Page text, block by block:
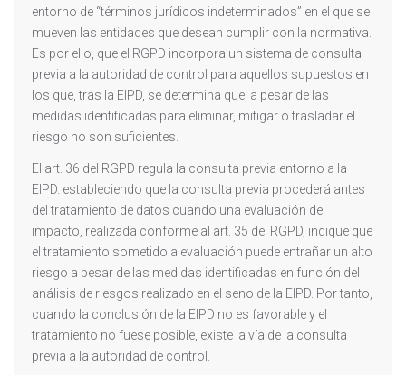
entorno de “términos jurídicos indeterminados” en el que se
mueven las entidades que desean cumplir con la normativa.
Es por ello, que el RGPD incorpora un sistema de consulta
previa a la autoridad de control para aquellos supuestos en
los que, tras la EIPD, se determina que, a pesar de las
medidas identificadas para eliminar, mitigar o trasladar el
riesgo no son suficientes.
El art. 36 del RGPD regula la consulta previa entorno a la
EIPD. estableciendo que la consulta previa procederá antes
del tratamiento de datos cuando una evaluación de
impacto, realizada conforme al art. 35 del RGPD, indique que
el tratamiento sometido a evaluación puede entrañar un alto
riesgo a pesar de las medidas identificadas en función del
análisis de riesgos realizado en el seno de la EIPD. Por tanto,
cuando la conclusión de la EIPD no es favorable y el
tratamiento no fuese posible, existe la vía de la consulta
previa a la autoridad de control.